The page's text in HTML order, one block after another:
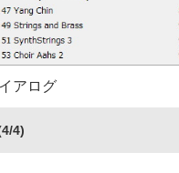
アログ
4)